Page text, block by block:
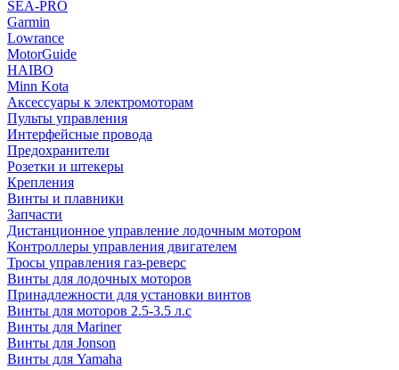
SEA-PRO
Garmin
Lowrance
MotorGuide
HAIBO
Minn Kota
Аксессуары к электромоторам
Пульты управления
Интерфейсные провода
Предохранители
Розетки и штекеры
Крепления
Винты и плавники
Запчасти
Дистанционное управление лодочным мотором
Контроллеры управления двигателем
Тросы управления газ-реверс
Винты для лодочных моторов
Принадлежности для установки винтов
Винты для моторов 2.5-3.5 л.с
Винты для Mariner
Винты для Jonson
Винты для Yamaha